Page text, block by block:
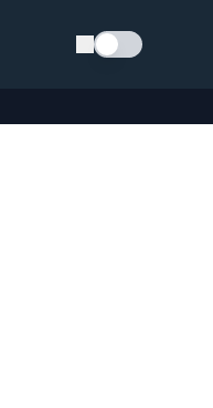
Schimba tema